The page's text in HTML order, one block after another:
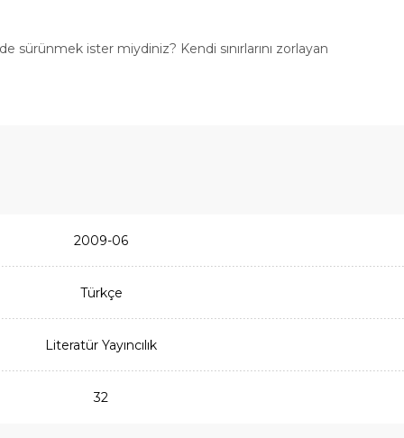
sürünmek ister miydiniz? Kendi sınırlarını zorlayan
2009-06
Türkçe
Literatür Yayıncılık
32